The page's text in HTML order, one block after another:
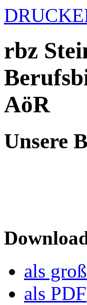
rbz
AöR
Unsere
als
als PDF